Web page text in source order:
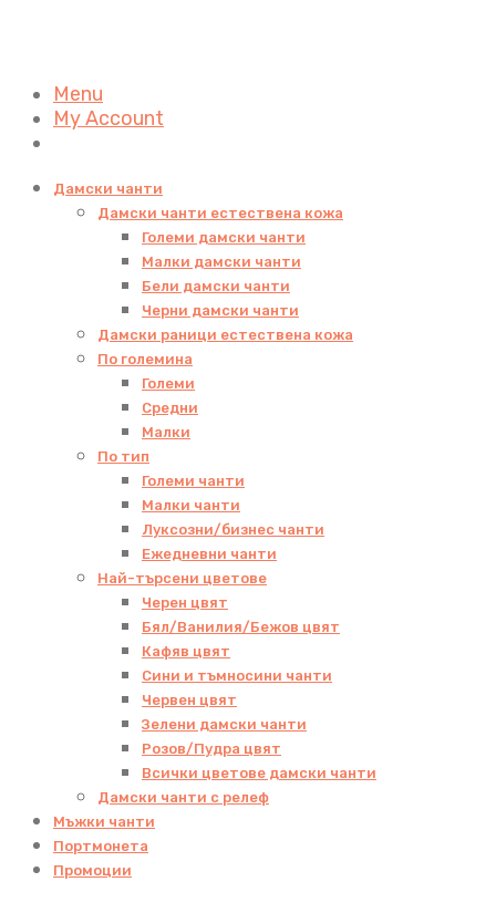
Menu
My Account
Дамски чанти
Дамски чанти естествена кожа
Големи дамски чанти
Малки дамски чанти
Бели дамски чанти
Черни дамски чанти
Дамски раници естествена кожа
По големина
Големи
Средни
Малки
По тип
Големи чанти
Малки чанти
Луксозни/бизнес чанти
Ежедневни чанти
Най-търсени цветове
Черен цвят
Бял/Ванилия/Бежов цвят
Кафяв цвят
Сини и тъмносини чанти
Червен цвят
Зелени дамски чанти
Розов/Пудра цвят
Всички цветове дамски чанти
Дамски чанти с релеф
Мъжки чанти
Портмонета
Промоции